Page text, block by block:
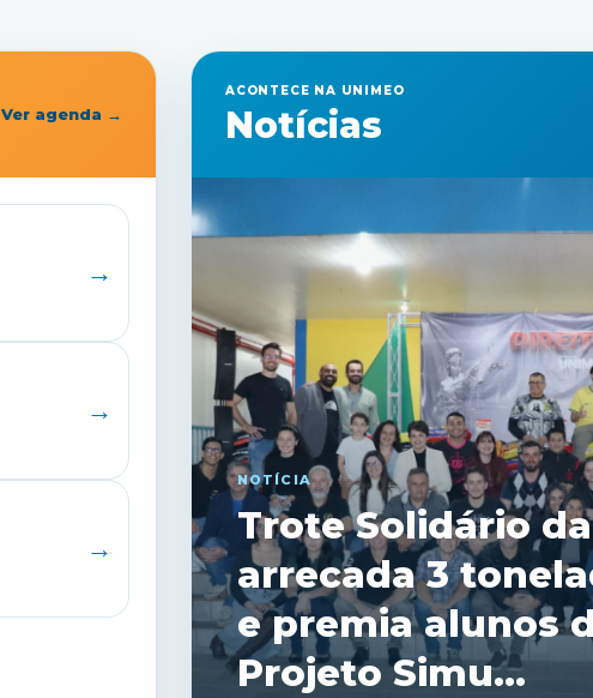
Ver agenda →
→
→
→
ACONTECE NA UNIMEO
Notícias
NOTÍCIA
Curso de Direito
Unimeo arrecada
toneladas de
solidário